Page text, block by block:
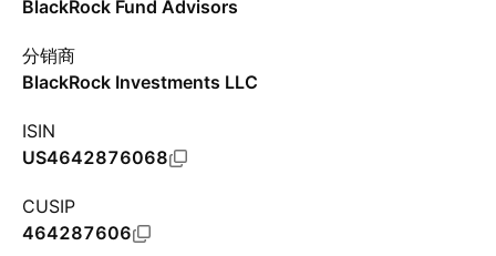
BlackRock Fund Advisors
分销商
BlackRock Investments LLC
ISIN
US4642876068
CUSIP
464287606